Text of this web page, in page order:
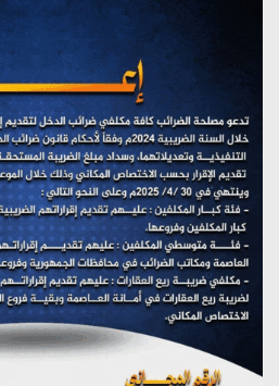
(نحن لا نهزم) بث مباشر
تستمعون لبرنامج (هندسة الوهم)
يوليو 28, 2026
مؤتمر صحفي لمركز عين الإنسانية
على اليمن
يوليو 27, 2026
تستمعون لبرنامج (مع السيد القائد)
يوليو 26, 2026